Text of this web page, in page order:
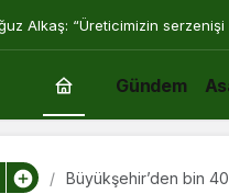
Alkaş: “Üreticimizin
Gündem
Büyükşehir’den bin